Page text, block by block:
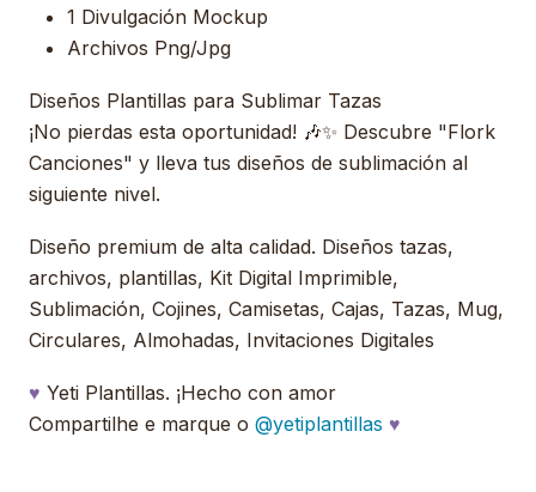
1 Divulgación Mockup
Archivos Png/Jpg
Diseños Plantillas para Sublimar Tazas
¡No pierdas esta oportunidad! 🎶✨ Descubre "Flork
Canciones" y lleva tus diseños de sublimación al
siguiente nivel.
Diseño premium de alta calidad. Diseños tazas,
archivos, plantillas, Kit Digital Imprimible,
Sublimación, Cojines, Camisetas, Cajas, Tazas, Mug,
Circulares, Almohadas, Invitaciones Digitales
♥ Yeti Plantillas. ¡Hecho con amor
Compartilhe e marque o @yetiplantillas ♥